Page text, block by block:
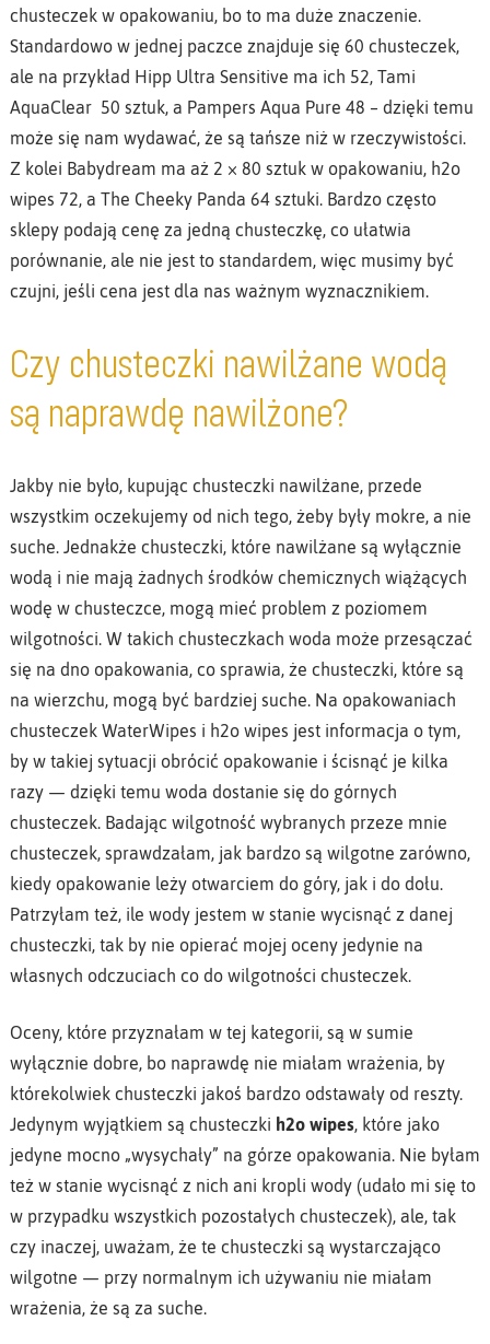
chusteczek w opakowaniu, bo to ma duże znaczenie.
Standardowo w jednej paczce znajduje się 60 chusteczek,
ale na przykład Hipp Ultra Sensitive ma ich 52, Tami
AquaClear 50 sztuk, a Pampers Aqua Pure 48 – dzięki temu
może się nam wydawać, że są tańsze niż w rzeczywistości.
Z kolei Babydream ma aż 2 × 80 sztuk w opakowaniu, h2o
wipes 72, a The Cheeky Panda 64 sztuki. Bardzo często
sklepy podają cenę za jedną chusteczkę, co ułatwia
porównanie, ale nie jest to standardem, więc musimy być
czujni, jeśli cena jest dla nas ważnym wyznacznikiem.
Czy chusteczki nawilżane wodą
są naprawdę nawilżone?
Jakby nie było, kupując chusteczki nawilżane, przede
wszystkim oczekujemy od nich tego, żeby były mokre, a nie
suche. Jednakże chusteczki, które nawilżane są wyłącznie
wodą i nie mają żadnych środków chemicznych wiążących
wodę w chusteczce, mogą mieć problem z poziomem
wilgotności. W takich chusteczkach woda może przesączać
się na dno opakowania, co sprawia, że chusteczki, które są
na wierzchu, mogą być bardziej suche. Na opakowaniach
chusteczek WaterWipes i h2o wipes jest informacja o tym,
by w takiej sytuacji obrócić opakowanie i ścisnąć je kilka
razy — dzięki temu woda dostanie się do górnych
chusteczek. Badając wilgotność wybranych przeze mnie
chusteczek, sprawdzałam, jak bardzo są wilgotne zarówno,
kiedy opakowanie leży otwarciem do góry, jak i do dołu.
Patrzyłam też, ile wody jestem w stanie wycisnąć z danej
chusteczki, tak by nie opierać mojej oceny jedynie na
własnych odczuciach co do wilgotności chusteczek.
Oceny, które przyznałam w tej kategorii, są w sumie
wyłącznie dobre, bo naprawdę nie miałam wrażenia, by
którekolwiek chusteczki jakoś bardzo odstawały od reszty.
Jedynym wyjątkiem są chusteczki h2o wipes, które jako
jedyne mocno „wysychały” na górze opakowania. Nie byłam
też w stanie wycisnąć z nich ani kropli wody (udało mi się to
w przypadku wszystkich pozostałych chusteczek), ale, tak
czy inaczej, uważam, że te chusteczki są wystarczająco
wilgotne — przy normalnym ich używaniu nie miałam
wrażenia, że są za suche.